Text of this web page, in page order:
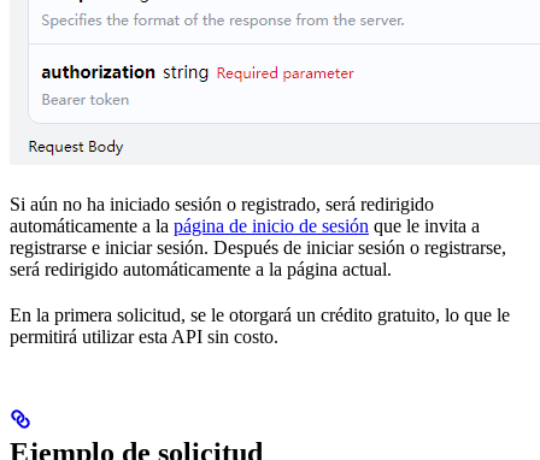
Si aún no ha iniciado sesión o registrado, será redirigido
automáticamente a la página de inicio de sesión que le invita a
registrarse e iniciar sesión. Después de iniciar sesión o registrarse,
será redirigido automáticamente a la página actual.
En la primera solicitud, se le otorgará un crédito gratuito, lo que le
permitirá utilizar esta API sin costo.
Ejemplo de solicitud